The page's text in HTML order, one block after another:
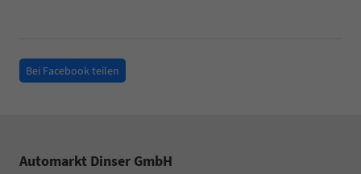
Bei Facebook teilen
Automarkt Dinser GmbH